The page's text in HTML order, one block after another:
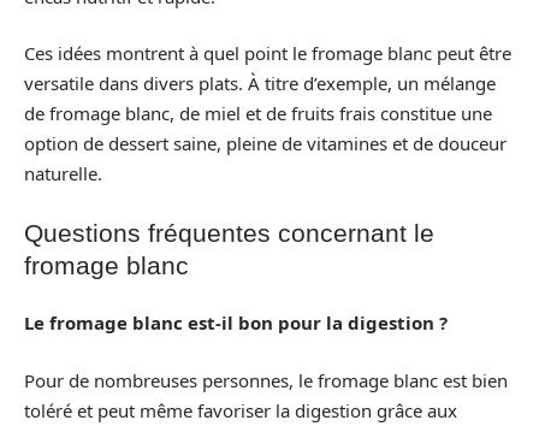
Ces idées montrent à quel point le fromage blanc peut être
versatile dans divers plats. À titre d’exemple, un mélange
de fromage blanc, de miel et de fruits frais constitue une
option de dessert saine, pleine de vitamines et de douceur
naturelle.
Questions fréquentes concernant le
fromage blanc
Le fromage blanc est-il bon pour la digestion ?
Pour de nombreuses personnes, le fromage blanc est bien
toléré et peut même favoriser la digestion grâce aux